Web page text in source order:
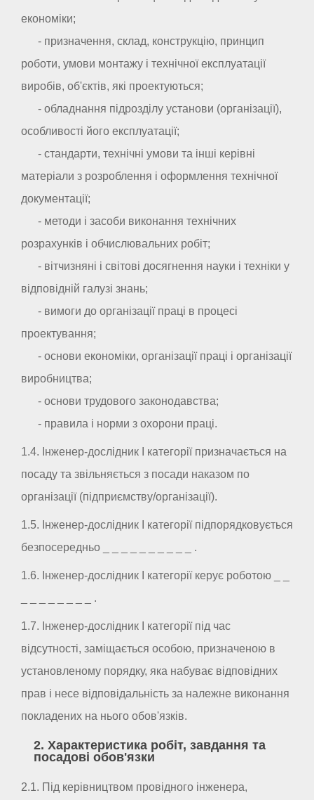
економіки;
- призначення, склад, конструкцію, принцип
роботи, умови монтажу і технічної експлуатації
виробів, об'єктів, які проектуються;
- обладнання підрозділу установи (організації),
особливості його експлуатації;
- стандарти, технічні умови та інші керівні
матеріали з розроблення і оформлення технічної
документації;
- методи і засоби виконання технічних
розрахунків і обчислювальних робіт;
- вітчизняні і світові досягнення науки і техніки у
відповідній галузі знань;
- вимоги до організації праці в процесі
проектування;
- основи економіки, організації праці і організації
виробництва;
- основи трудового законодавства;
- правила і норми з охорони праці.
1.4. Інженер-дослідник I категорії призначається на
посаду та звільняється з посади наказом по
організації (підприємству/організації).
1.5. Інженер-дослідник I категорії підпорядковується
безпосередньо _ _ _ _ _ _ _ _ _ _ .
1.6. Інженер-дослідник I категорії керує роботою _ _
_ _ _ _ _ _ _ _ .
1.7. Інженер-дослідник I категорії під час
відсутності, заміщається особою, призначеною в
установленому порядку, яка набуває відповідних
прав і несе відповідальність за належне виконання
покладених на нього обов'язків.
2. Характеристика робіт, завдання та
посадові обов'язки
2.1. Під керівництвом провідного інженера,